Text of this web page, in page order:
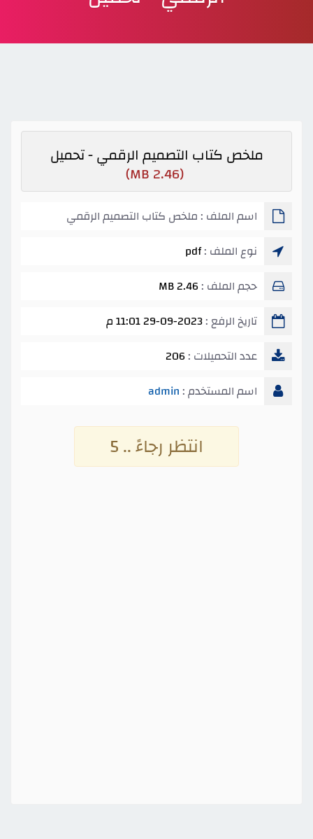
ملخص كتاب التصميم الرقمي - تحميل
(2.46 MB)
اسم الملف : ملخص كتاب التصميم الرقمي
نوع الملف :pdf
حجم الملف : 2.46 MB
تاريخ الرفع :29-09-2023 11:01 م
عدد التحميلات : 206
اسم المستخدم : admin
انتظر رجاءً .. 4